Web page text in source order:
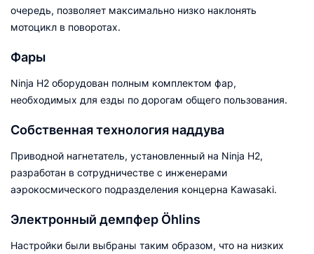
очередь, позволяет максимально низко наклонять
мотоцикл в поворотах.
Фары
Ninja H2 оборудован полным комплектом фар,
необходимых для езды по дорогам общего пользования.
Собственная технология наддува
Приводной нагнетатель, установленный на Ninja H2,
разработан в сотрудничестве с инженерами
аэрокосмического подразделения концерна Kawasaki.
Электронный демпфер Öhlins
Настройки были выбраны таким образом, что на низких